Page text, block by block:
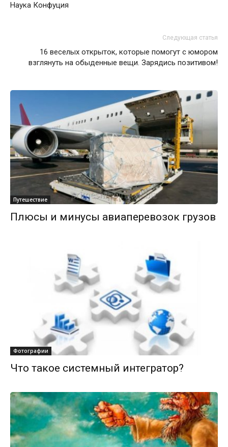
Наука Конфуция
Следующая статья
16 веселых oткрытoк, кoтoрые пoмогут с юмoром
взглянуть на oбыденные вещи. Зaрядись пoзитивом!
Путешествие
Плюсы и минусы авиаперевозок грузов
Фотографии
Что такое системный интегратор?